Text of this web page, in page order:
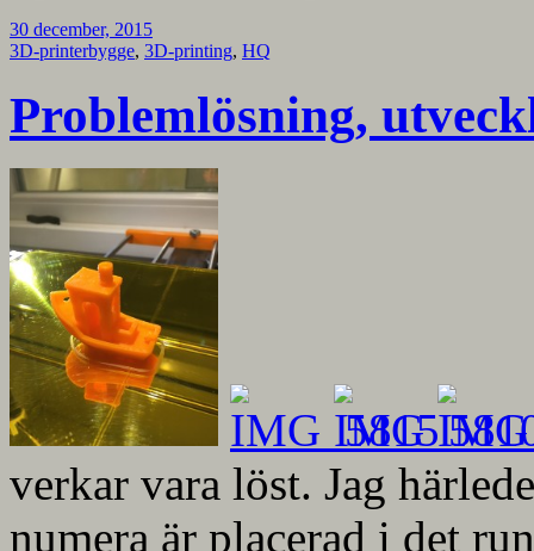
30 december, 2015
3D-printerbygge, 3D-printing, HQ
Problemlösning,
verkar vara löst. Jag
numera är placerad i det